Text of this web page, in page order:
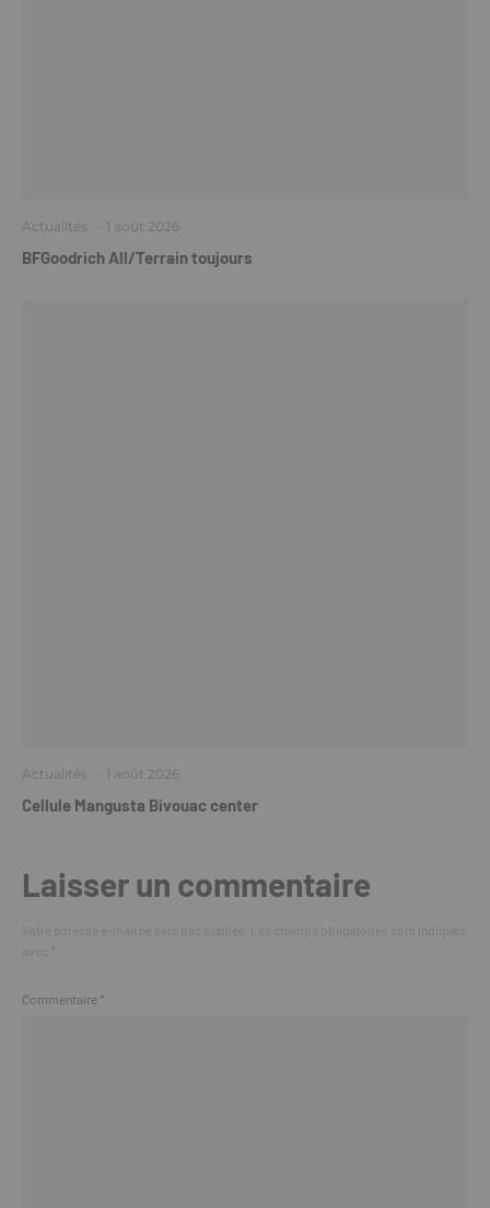
Actualités · 1 août 2026
BFGoodrich All/Terrain toujours
Actualités · 1 août 2026
Cellule Mangusta Bivouac center
Laisser un commentaire
Commentaire *